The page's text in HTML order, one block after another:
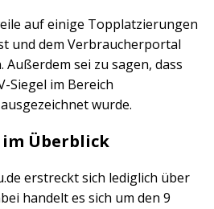
auf einige Topplatzierungen
und dem Verbraucherportal
sei zu sagen, dass
Siegel im Bereich
wurde.
im Überblick
erstreckt sich lediglich über
handelt es sich um den 9